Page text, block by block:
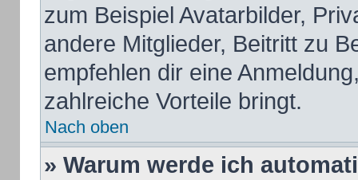
zum Beispiel Avatarbilder,
andere Mitglieder, Beitritt zu
empfehlen dir eine
zahlreiche Vorteile bringt.
Nach oben
» Warum werde ich